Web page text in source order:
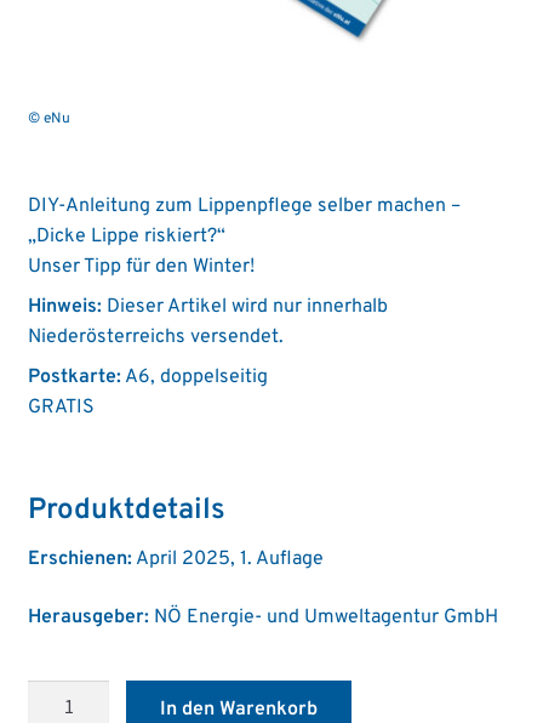
© eNu
DIY-Anleitung zum Lippenpflege selber machen –
„Dicke Lippe riskiert?“
Unser Tipp für den Winter!
Hinweis:Dieser Artikel wird nur innerhalb
Niederösterreichs versendet.
Postkarte:A6, doppelseitig
GRATIS
Produktdetails
Erschienen:April 2025, 1. Auflage
Herausgeber:NÖ Energie- und Umweltagentur GmbH
In den Warenkorb